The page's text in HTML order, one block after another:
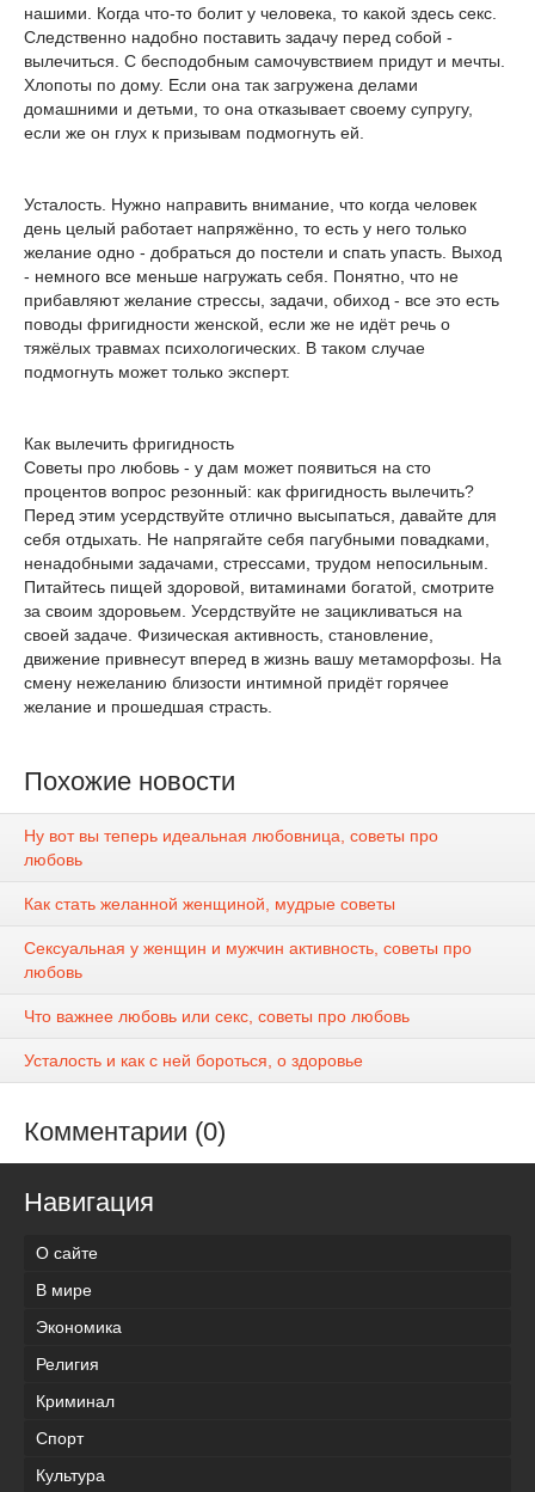
нашими. Когда что-то болит у человека, то какой здесь секс.
Следственно надобно поставить задачу перед собой -
вылечиться. С бесподобным самочувствием придут и мечты.
Хлопоты по дому. Если она так загружена делами
домашними и детьми, то она отказывает своему супругу,
если же он глух к призывам подмогнуть ей.
Усталость. Нужно направить внимание, что когда человек
день целый работает напряжённо, то есть у него только
желание одно - добраться до постели и спать упасть. Выход
- немного все меньше нагружать себя. Понятно, что не
прибавляют желание стрессы, задачи, обиход - все это есть
поводы фригидности женской, если же не идёт речь о
тяжёлых травмах психологических. В таком случае
подмогнуть может только эксперт.
Как вылечить фригидность
Советы про любовь - у дам может появиться на сто
процентов вопрос резонный: как фригидность вылечить?
Перед этим усердствуйте отлично высыпаться, давайте для
себя отдыхать. Не напрягайте себя пагубными повадками,
ненадобными задачами, стрессами, трудом непосильным.
Питайтесь пищей здоровой, витаминами богатой, смотрите
за своим здоровьем. Усердствуйте не зацикливаться на
своей задаче. Физическая активность, становление,
движение привнесут вперед в жизнь вашу метаморфозы. На
смену нежеланию близости интимной придёт горячее
желание и прошедшая страсть.
Похожие новости
Ну вот вы теперь идеальная любовница, советы про
любовь
Как стать желанной женщиной, мудрые советы
Сексуальная у женщин и мужчин активность, советы про
любовь
Что важнее любовь или секс, советы про любовь
Усталость и как с ней бороться, о здоровье
Комментарии (0)
Навигация
О сайте
В мире
Экономика
Религия
Криминал
Спорт
Культура